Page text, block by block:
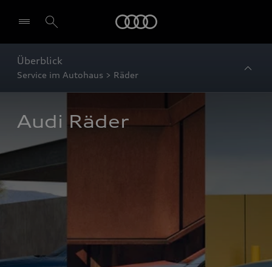
Überblick
Service im Autohaus > Räder
Audi Räder